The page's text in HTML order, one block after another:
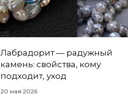
Лабрадорит — радужный
камень: свойства, кому
подходит, уход
20 мая 2026